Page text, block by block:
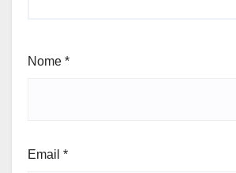
Nome *
Email *